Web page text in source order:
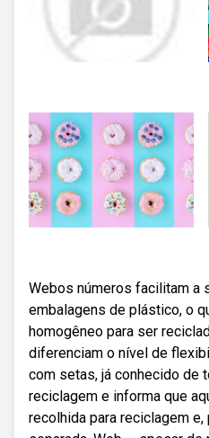
Webos números facilitam a
embalagens de plástico, o
homogêneo para ser
diferenciam o nível de
com setas, já conhecido de
reciclagem e informa que
recolhida para reciclagem